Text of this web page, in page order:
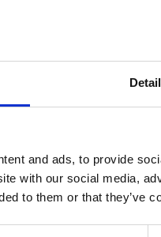
and ads, to provide
with our social media,
to them or that they’ve
mulighed for at ringe dig
på dig. Dit postnummer
efter afstand). Ellers